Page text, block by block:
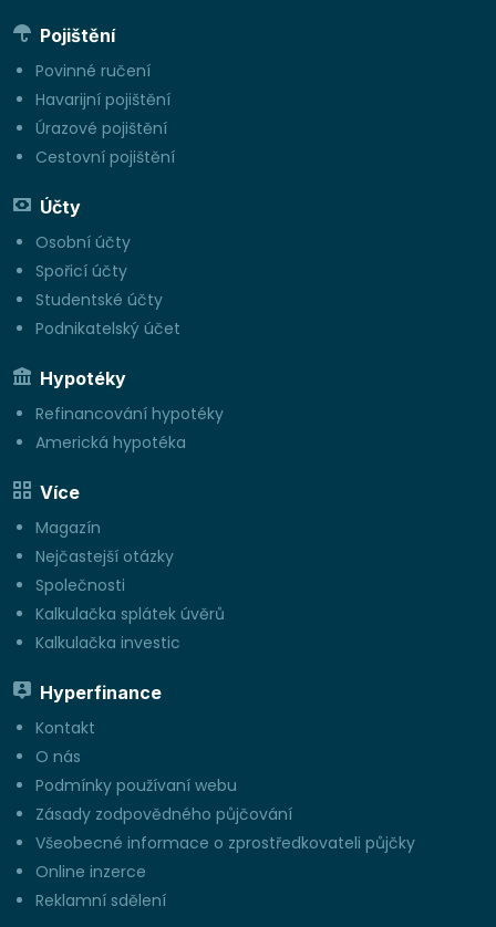
Pojištění
Povinné ručení
Havarijní pojištění
Úrazové pojištění
Cestovní pojištění
Účty
Osobní účty
Spořicí účty
Studentské účty
Podnikatelský účet
Hypotéky
Refinancování hypotéky
Americká hypotéka
Více
Magazín
Nejčastejší otázky
Společnosti
Kalkulačka splátek úvěrů
Kalkulačka investic
Hyperfinance
Kontakt
O nás
Podmínky používaní webu
Zásady zodpovědného půjčování
Všeobecné informace o zprostředkovateli půjčky
Online inzerce
Reklamní sdělení